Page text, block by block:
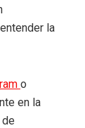
la
o
en la